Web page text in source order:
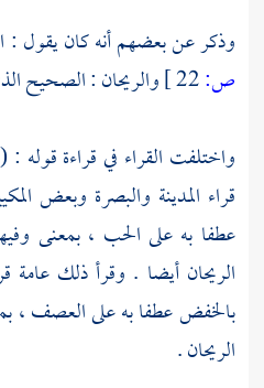
وذكر عن بعضهم أنه كان يقول
ص:
والريحان : الصحيح
واختلفت القراء في قراءة قوله
قراء المدينة والبصرة وبعض
عطفا به على الحب ، بمعنى
الريحان أيضا . وقرأ ذلك عامة
بالخفض عطفا به على العصف ،
الريحان .